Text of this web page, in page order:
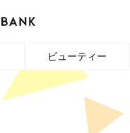
ビューティー